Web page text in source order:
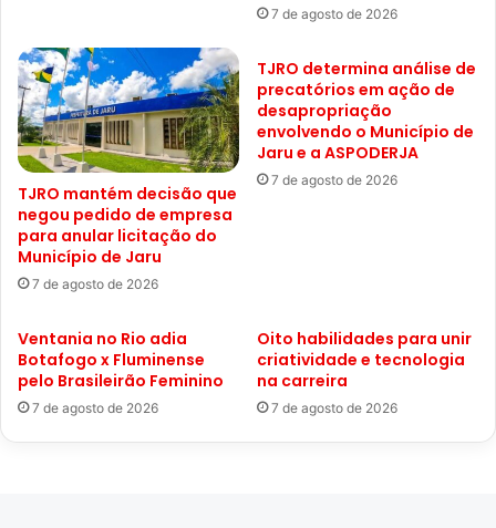
7 de agosto de 2026
TJRO mantém decisão que
negou pedido de empresa
para anular licitação do
Município de Jaru
7 de agosto de 2026
TJRO determina análise de
precatórios em ação de
desapropriação
envolvendo o Município de
Jaru e a ASPODERJA
7 de agosto de 2026
Ventania no Rio adia
Botafogo x Fluminense
pelo Brasileirão Feminino
7 de agosto de 2026
Oito habilidades para unir
criatividade e tecnologia
na carreira
7 de agosto de 2026